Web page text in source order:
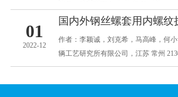
01
2022-12
国内外钢丝螺套用内螺纹
作者：李颖诚，刘克希，马高峰，何
辆工艺研究所有限公司，江苏 常州